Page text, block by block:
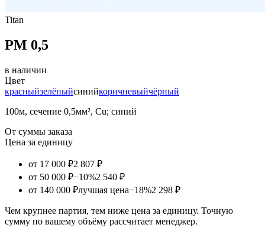
Titan
PM 0,5
в наличии
Цвет
красныйзелёныйсинийкоричневыйчёрный
100м, сечение 0,5мм², Cu; синий
От суммы заказа
Цена за единицу
от 17 000 ₽2 807 ₽
от 50 000 ₽−10%2 540 ₽
от 140 000 ₽лучшая цена−18%2 298 ₽
Чем крупнее партия, тем ниже цена за единицу. Точную
сумму по вашему объёму рассчитает менеджер.